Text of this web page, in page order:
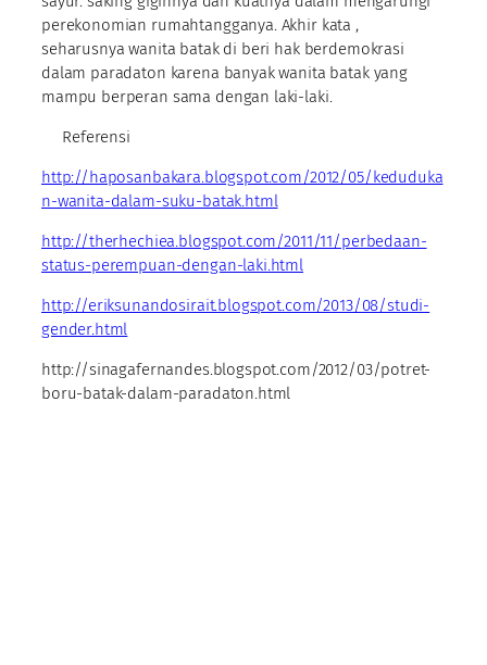
perekonomian rumahtangganya. Akhir kata ,
seharusnya wanita batak di beri hak berdemokrasi
dalam paradaton karena banyak wanita batak yang
mampu berperan sama dengan laki-laki.
Referensi
http://haposanbakara.blogspot.com/2012/05/keduduka
n-wanita-dalam-suku-batak.html
http://therhechiea.blogspot.com/2011/11/perbedaan-
status-perempuan-dengan-laki.html
http://eriksunandosirait.blogspot.com/2013/08/studi-
gender.html
http://sinagafernandes.blogspot.com/2012/03/potret-
boru-batak-dalam-paradaton.html